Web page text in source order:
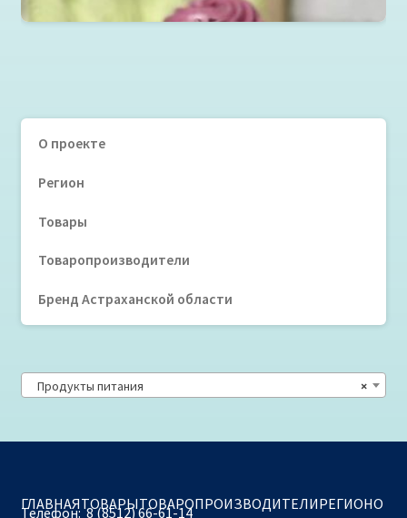
О проекте
Регион
Товары
Товаропроизводители
Бренд Астраханской области
×
Продукты питания
ГЛАВНАЯТОВАРЫТОВАРОПРОИЗВОДИТЕЛИРЕГИОНО
Телефон:8 (8512) 66-61-14